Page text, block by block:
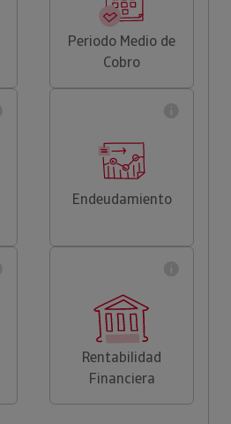
Periodo Medio de
Cobro
Endeudamiento
Rentabilidad
Financiera